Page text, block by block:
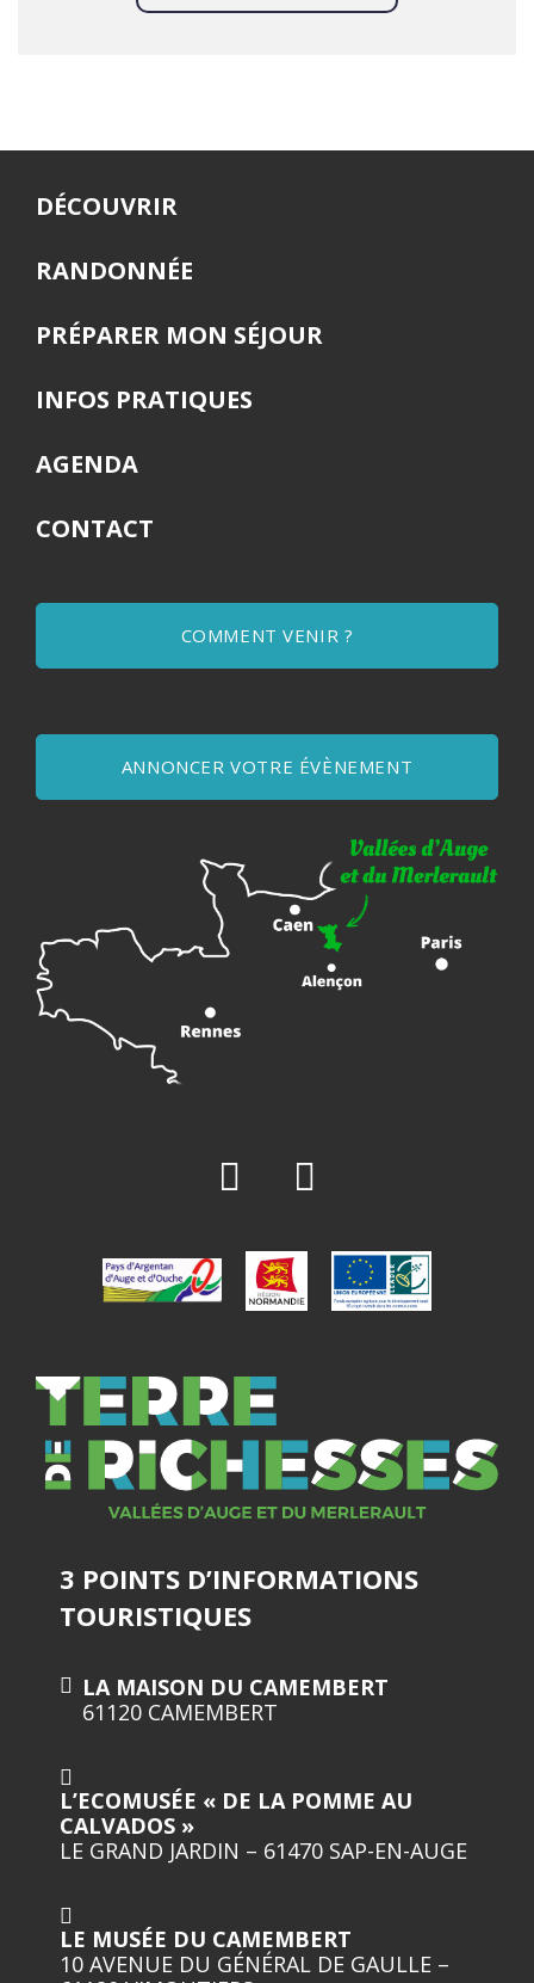
DÉCOUVRIR
RANDONNÉE
PRÉPARER MON SÉJOUR
INFOS PRATIQUES
AGENDA
CONTACT
COMMENT VENIR ?
ANNONCER VOTRE ÉVÈNEMENT
3 POINTS D’INFORMATIONS
TOURISTIQUES
LA MAISON DU CAMEMBERT
61120 CAMEMBERT
L’ECOMUSÉE « DE LA POMME AU
CALVADOS »
LE GRAND JARDIN – 61470 SAP-EN-AUGE
LE MUSÉE DU CAMEMBERT
10 AVENUE DU GÉNÉRAL DE GAULLE –